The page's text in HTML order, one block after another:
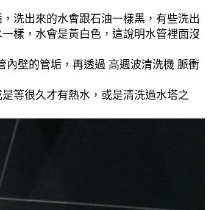
洗出來的水會跟石油一樣黑，有些洗出
樣，水會是黃白色，這說明水管裡面沒
內壁的管垢，再透過 高週波清洗機 脈衝
等很久才有熱水，或是清洗過水塔之